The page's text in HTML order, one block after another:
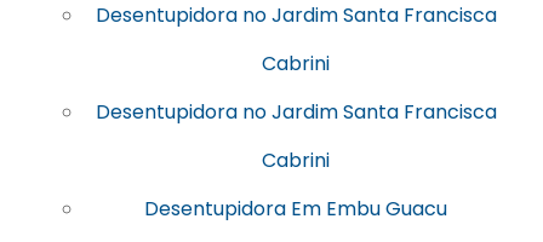
Desentupidora no Jardim Santa Francisca
Cabrini
Desentupidora no Jardim Santa Francisca
Cabrini
Desentupidora Em Embu Guacu